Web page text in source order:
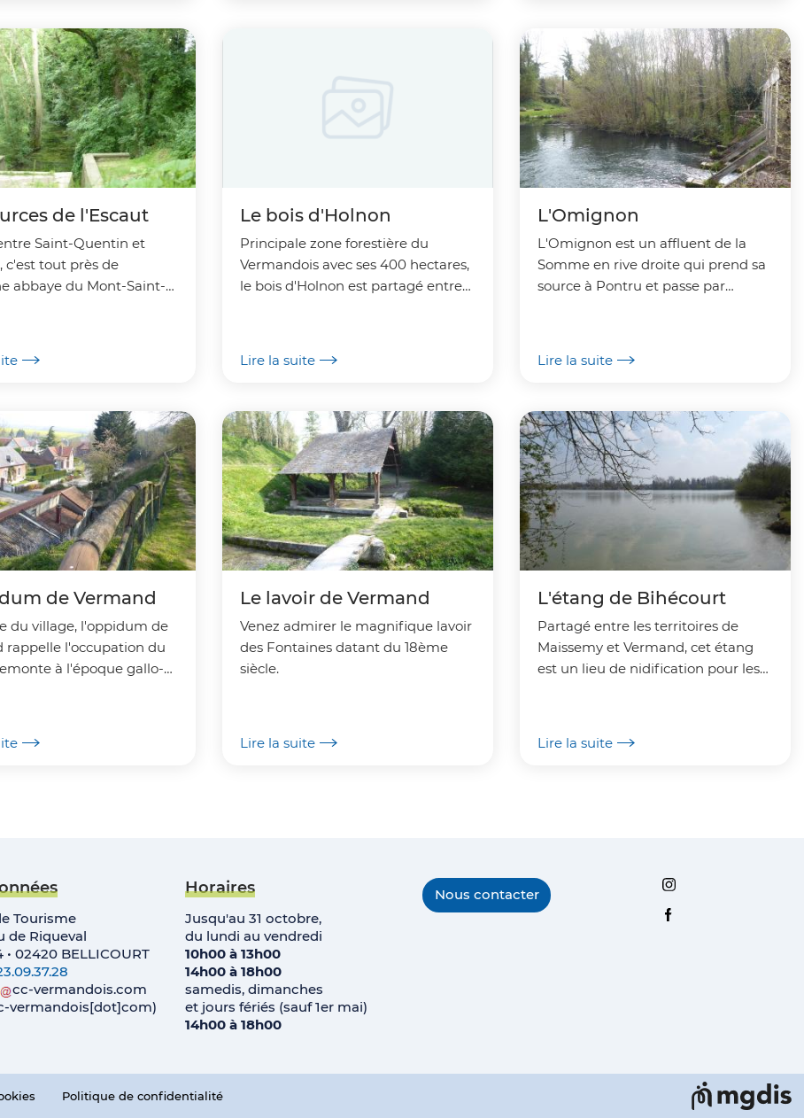
de l'Escaut
Saint-Quentin et
c'est tout près de
abbaye du Mont-Saint-
Le bois d'Holnon
Principale zone forestière du
Vermandois avec ses 400 hectares,
le bois d'Holnon est partagé entre
Lire la suite
L'Omignon
L'Omignon est un affluent de la
Somme en rive droite qui prend sa
source à Pontru et passe par
Lire la suite
de Vermand
du village, l'oppidum de
rappelle l'occupation du
à l'époque gallo-
Le lavoir de Vermand
Venez admirer le magnifique lavoir
des Fontaines datant du 18ème
siècle.
Lire la suite
L'étang de Bihécourt
Partagé entre les territoires de
Maissemy et Vermand, cet étang
est un lieu de nidification pour les
Lire la suite
Tourisme
de Riqueval
• 02420 BELLICOURT
cc-vermandois.com
vermandois[dot]com)
Horaires
Jusqu'au 31 octobre,
du lundi au vendredi
10h00 à 13h00
14h00 à 18h00
samedis, dimanches
et jours fériés (sauf 1er mai)
14h00 à 18h00
Nous contacter
Instagram
Facebook
Politique de confidentialité